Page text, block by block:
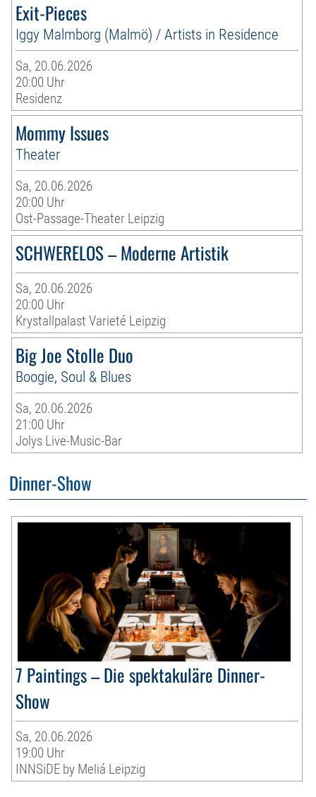
Exit-Pieces
Iggy Malmborg (Malmö) / Artists in Residence
Sa, 20.06.2026
20:00 Uhr
Residenz
Mommy Issues
Theater
Sa, 20.06.2026
20:00 Uhr
Ost-Passage-Theater Leipzig
SCHWERELOS – Moderne Artistik
Sa, 20.06.2026
20:00 Uhr
Krystallpalast Varieté Leipzig
Big Joe Stolle Duo
Boogie, Soul & Blues
Sa, 20.06.2026
21:00 Uhr
Jolys Live-Music-Bar
Dinner-Show
7 Paintings – Die spektakuläre Dinner-
Show
Sa, 20.06.2026
19:00 Uhr
INNSiDE by Meliá Leipzig